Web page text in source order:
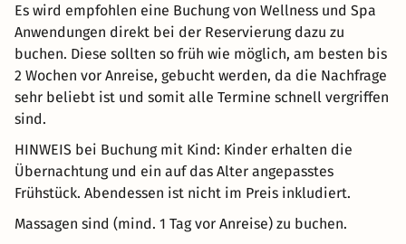
Es wird empfohlen eine Buchung von Wellness und Spa
Anwendungen direkt bei der Reservierung dazu zu
buchen. Diese sollten so früh wie möglich, am besten bis
2 Wochen vor Anreise, gebucht werden, da die Nachfrage
sehr beliebt ist und somit alle Termine schnell vergriffen
sind.
HINWEIS bei Buchung mit Kind: Kinder erhalten die
Übernachtung und ein auf das Alter angepasstes
Frühstück. Abendessen ist nicht im Preis inkludiert.
Massagen sind (mind. 1 Tag vor Anreise) zu buchen.